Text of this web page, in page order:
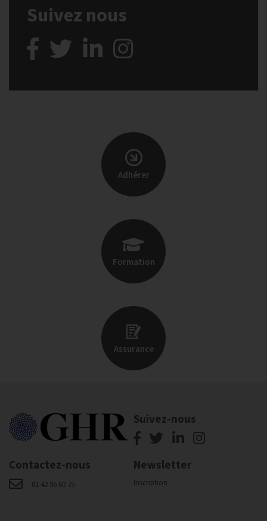
Suivez nous
Adhérer
Formation
Assurance
Suivez-nous
Contactez-nous
01 42 96 60 75
Newsletter
Inscription